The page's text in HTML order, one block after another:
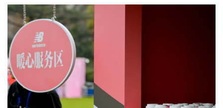
观
察
装
备
训